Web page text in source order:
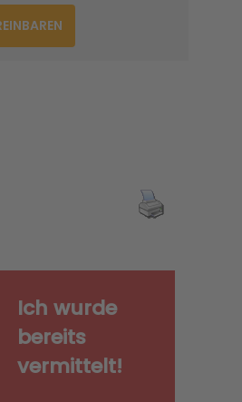
Ich wurde
bereits
vermittelt!